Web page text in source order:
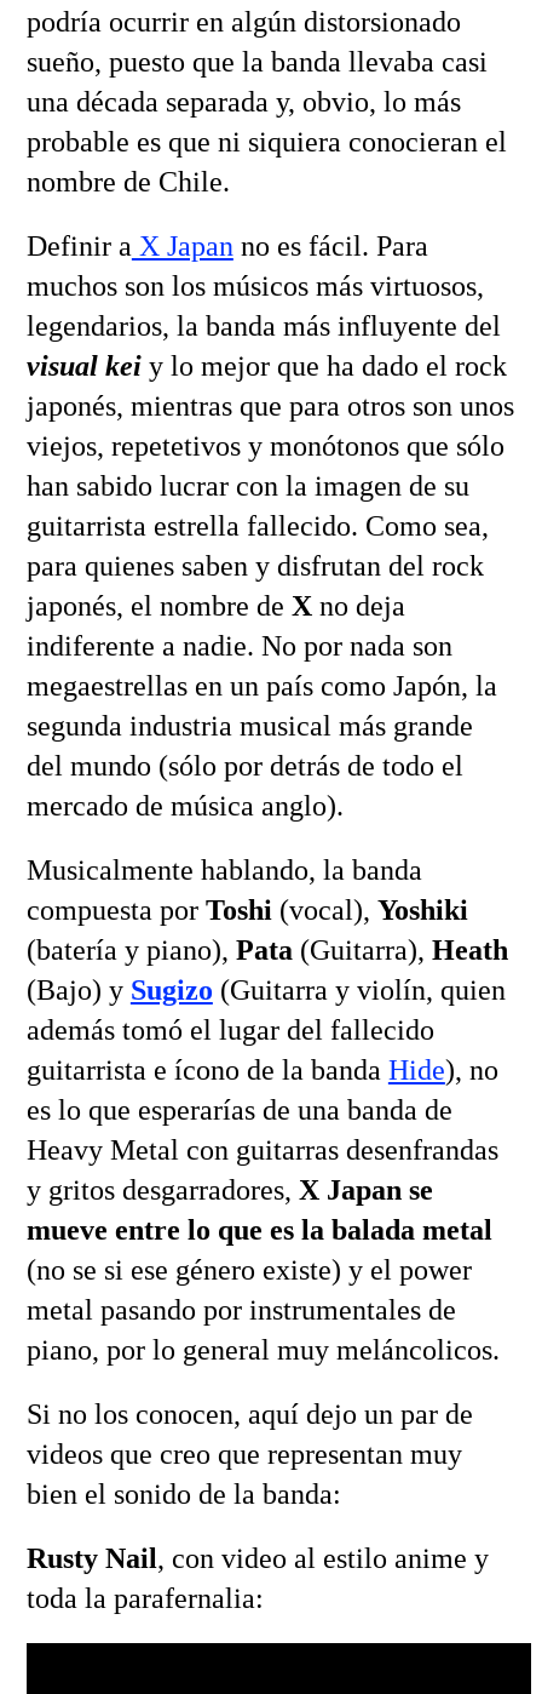
podría ocurrir en algún distorsionado
sueño, puesto que la banda llevaba casi
una década separada y, obvio, lo más
probable es que ni siquiera conocieran el
nombre de Chile.
Definir a X Japan no es fácil. Para
muchos son los músicos más virtuosos,
legendarios, la banda más influyente del
visual keiy lo mejor que ha dado el rock
japonés, mientras que para otros son unos
viejos, repetetivos y monótonos que sólo
han sabido lucrar con la imagen de su
guitarrista estrella fallecido. Como sea,
para quienes saben y disfrutan del rock
japonés, el nombre de Xno deja
indiferente a nadie. No por nada son
megaestrellas en un país como Japón, la
segunda industria musical más grande
del mundo (sólo por detrás de todo el
mercado de música anglo).
Musicalmente hablando, la banda
compuesta por Toshi (vocal), Yoshiki
(batería y piano), Pata (Guitarra), Heath
(Bajo) y Sugizo (Guitarra y violín, quien
además tomó el lugar del fallecido
guitarrista e ícono de la banda Hide), no
es lo que esperarías de una banda de
Heavy Metal con guitarras desenfrandas
y gritos desgarradores, X Japan se
mueve entre lo que es la balada metal
(no se si ese género existe) y el power
metal pasando por instrumentales de
piano, por lo general muy meláncolicos.
Si no los conocen, aquí dejo un par de
videos que creo que representan muy
bien el sonido de la banda:
Rusty Nail, con video al estilo anime y
toda la parafernalia: